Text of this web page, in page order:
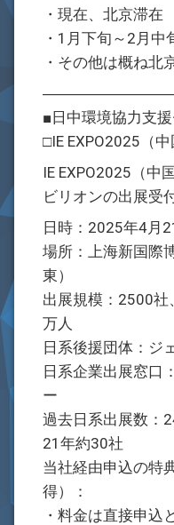
・現在、北京滞在
・1月下旬～2月中
・その他は概ね北
■日中環境協力支
□IE EXPO2025（
IE EXPO2025（中
ビリオンの出展受
日時：2025年4月
場所：上海新国際
東）
出展規模：2500
万人
日系後援団体：ジ
日系企業出展窓口
ー
過去日系出展数：
21年約30社
当社経由申込の特
得）：
・料金は直接申込